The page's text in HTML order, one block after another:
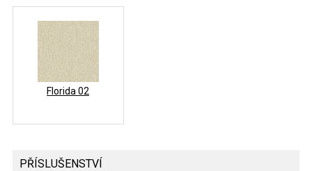
Florida 02
PŘÍSLUŠENSTVÍ